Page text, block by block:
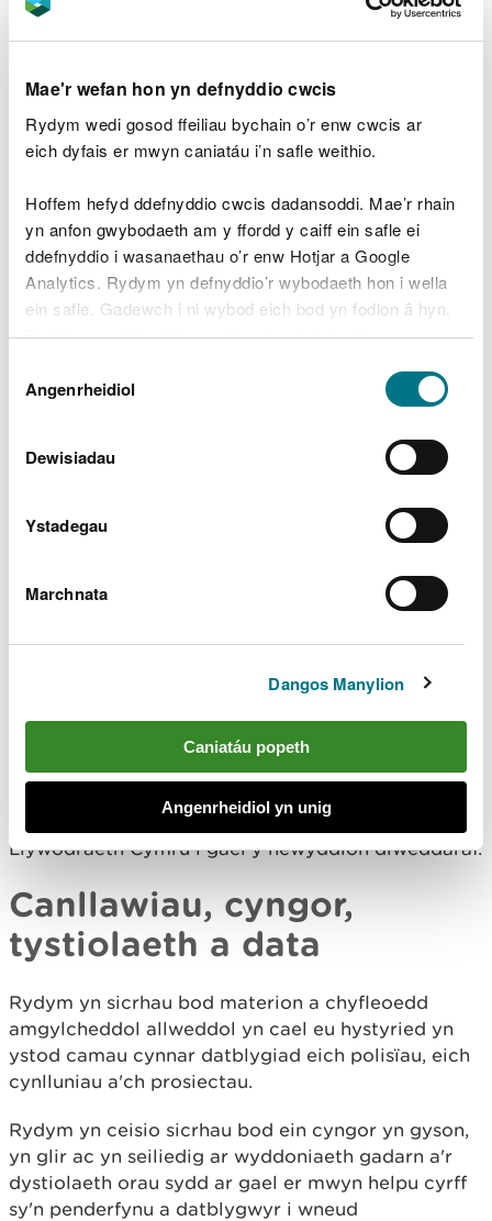
Mae'r wefan hon yn defnyddio cwcis
Rydym wedi gosod ffeiliau bychain o’r enw cwcis ar
eich dyfais er mwyn caniatáu i’n safle weithio.
Hoffem hefyd ddefnyddio cwcis dadansoddi. Mae’r rhain
yn anfon gwybodaeth am y ffordd y caiff ein safle ei
ddefnyddio i wasanaethau o’r enw Hotjar a Google
Analytics. Rydym yn defnyddio’r wybodaeth hon i wella
ein safle. Gadewch i ni wybod eich bod yn fodlon â hyn.
Byddwn yn defnyddio cwci i gadw eich dewis.
Gellirdarllen mwy am ein cwcis cyn i chi ddewis.
Caniatâd
Angenrheidiol
Dewisiadau
Ystadegau
Marchnata
Dangos Manylion
Caniatáu popeth
Angenrheidiol yn unig
gyhoeddi
Strategaeth Tystiolaeth Forol Cymru
2019 - 2025– ein menter strategol i wella'r sylfaen
Ymwneud â Chynllun
Morol Cenedlaethol Cymru
Mae Llywodraeth Cymru wedi mabwysiaduCynllun
Morol Cenedlaethol cyntaf Cymru. Mae'n darparu'r
fframwaith ar gyfer rheoli'r ardal forol mewn modd
cydgysylltiedig, fel y gall pawb ei defnyddio. Mae
rheolaeth gynaliadwy wrth wraidd y cynllun fel bod
gynhyrchiol ac yn fiolegol amrywiol.”
Mae Cynllun Morol Cenedlaethol Cymru yn cefnogi
penderfyniadau integredig, gan ystyried ffactorau
Mae'n allweddol ar gyfer cyflawni amcanionDeddf
yr Amgylchedd
Deddf Llesiant Cenedlaethau'r
Gwnaethom weithio gyda Llywodraeth Cymru i
ddarparu cyngor a thystiolaeth er mwyn helpu i
gennym rôl allweddol bellach wrth weithredu
polisïau Cynllun Morol Cenedlaethol Cymru trwy
ein swyddogaethau rheoleiddio, tystiolaeth a
chynghorol.
Cofrestrwch ar gyfer cylchlythyr cynllunio morol
Llywodraeth Cymru i gael y newyddion diweddaraf.
Canllawiau, cyngor,
tystiolaeth a data
Rydym yn sicrhau bod materion a chyfleoedd
amgylcheddol allweddol yn cael eu hystyried yn
ystod camau cynnar datblygiad eich polisïau, eich
cynlluniau a'ch prosiectau.
Rydym yn ceisio sicrhau bod ein cyngor yn gyson,
yn glir ac yn seiliedig ar wyddoniaeth gadarn a'r
dystiolaeth orau sydd ar gael er mwyn helpu cyrff
sy'n penderfynu a datblygwyr i wneud